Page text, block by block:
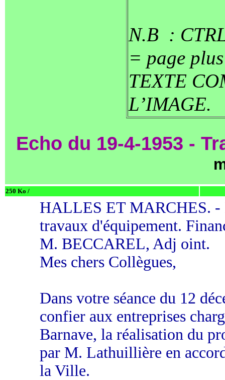
N.B :
= page
TEXTE
L’IMAGE.
Echo du 19-4-1953 -
250 Ko /
HALLES ET MARCHES. -
travaux d'équipement.
M. BECCAREL, Adj oint.
Mes chers Collègues,
Dans votre séance du 12
confier aux entreprises
Barnave, la réalisation du
par M. Lathuillière en
la Ville.